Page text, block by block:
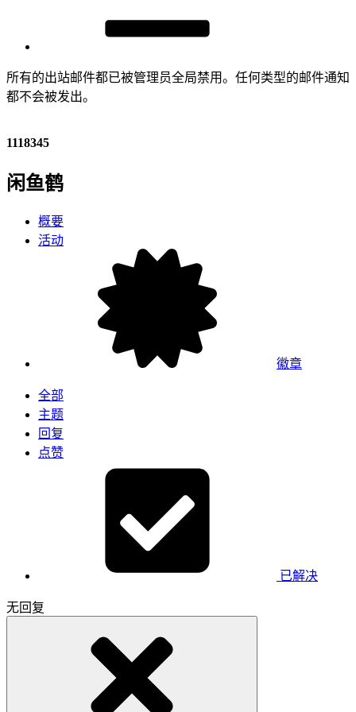
所有的出站邮件都已被管理员全局禁用。任何类型的邮件通知
都不会被发出。
1118345
闲鱼鹤
概要
活动
徽章
全部
主题
回复
点赞
已解决
无回复